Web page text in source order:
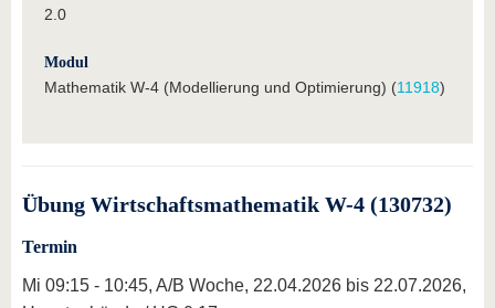
2.0
Modul
Mathematik W-4 (Modellierung und Optimierung) (11918)
Übung Wirtschaftsmathematik W-4 (130732)
Termin
Mi 09:15 - 10:45, A/B Woche, 22.04.2026 bis 22.07.2026,